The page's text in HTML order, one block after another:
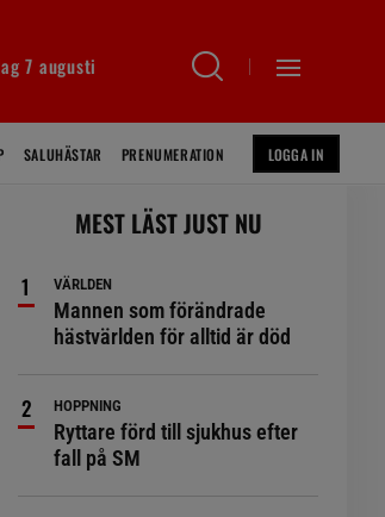
7 augusti
SALUHÄSTAR PRENUMERATION LOGGA IN
MEST LÄST JUST NU
VÄRLDEN
Mannen som förändrade
hästvärlden för alltid är död
HOPPNING
Ryttare förd till sjukhus efter
fall på SM